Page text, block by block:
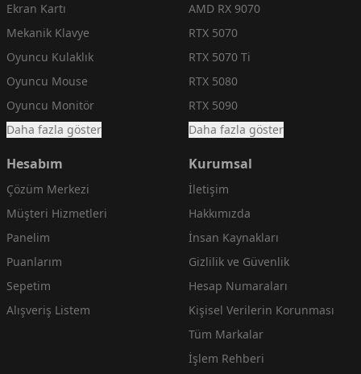
Ekran Kartı
Mekanik Klavye
Oyuncu Kulaklık
Oyuncu Mouse
Oyuncu Monitör
Daha fazla göster
AMD RX 9070
RTX 5070
RTX 5070 Ti
RTX 5080
RTX 5090
Daha fazla göster
Hesabım
Çözüm Merkezi
Müşteri Hizmetleri
Panelim
Puanlarım
Sepetim
Alışveriş Listem
Kurumsal
İletişim
Hakkımızda
İnsan Kaynakları
Gizlilik ve Güvenlik
Hesap Numaraları
Kişisel Verilerin Korunması
Tüm Markalar
İşlem Rehberi